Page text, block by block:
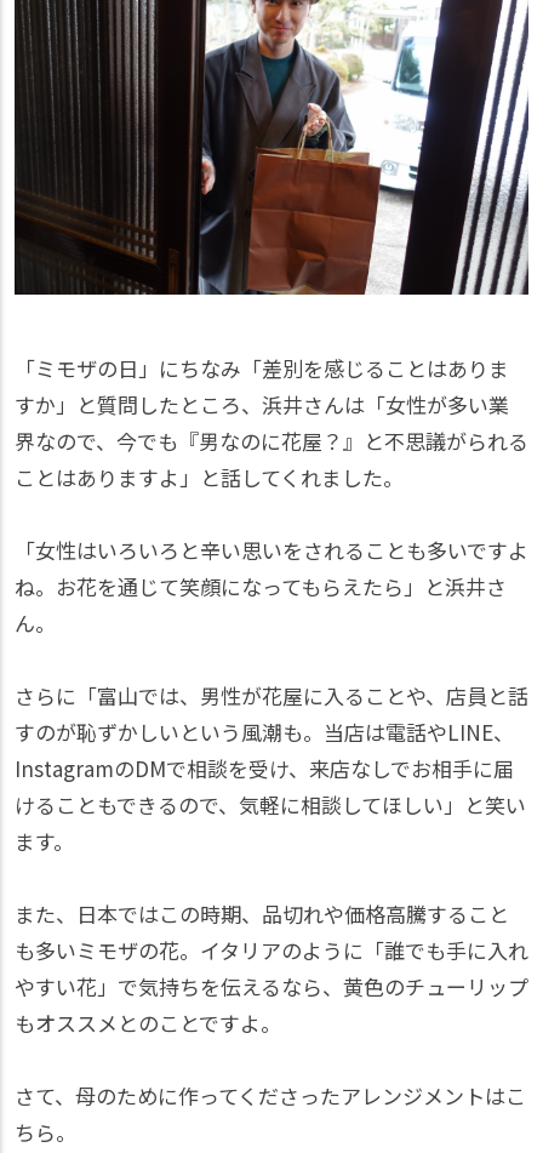
「ミモザの日」にちなみ「差別を感じることはありま
すか」と質問したところ、浜井さんは「女性が多い業
界なので、今でも『男なのに花屋？』と不思議がられる
ことはありますよ」と話してくれました。
「女性はいろいろと辛い思いをされることも多いですよ
ね。お花を通じて笑顔になってもらえたら」と浜井さ
ん。
さらに「富山では、男性が花屋に入ることや、店員と話
すのが恥ずかしいという風潮も。当店は電話やLINE、
InstagramのDMで相談を受け、来店なしでお相手に届
けることもできるので、気軽に相談してほしい」と笑い
ます。
また、日本ではこの時期、品切れや価格高騰すること
も多いミモザの花。イタリアのように「誰でも手に入れ
やすい花」で気持ちを伝えるなら、黄色のチューリップ
もオススメとのことですよ。
さて、母のために作ってくださったアレンジメントはこ
ちら。